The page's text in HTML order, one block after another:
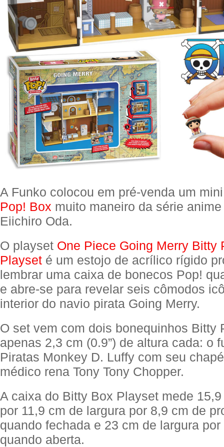
A Funko colocou em pré-venda um
Pop! Box muito maneiro da série
Eiichiro Oda.
O playset One Piece Going Merry Bitty
Playset é um estojo de acrílico rígido
lembrar uma caixa de bonecos Pop!
e abre-se para revelar seis cômodos
interior do navio pirata Going Merry.
O set vem com dois bonequinhos Bitty
apenas 2,3 cm (0.9”) de altura cada: o
Piratas Monkey D. Luffy com seu
médico rena Tony Tony Chopper.
A caixa do Bitty Box Playset mede
por 11,9 cm de largura por 8,9 cm de
quando fechada e 23 cm de largura
quando aberta.